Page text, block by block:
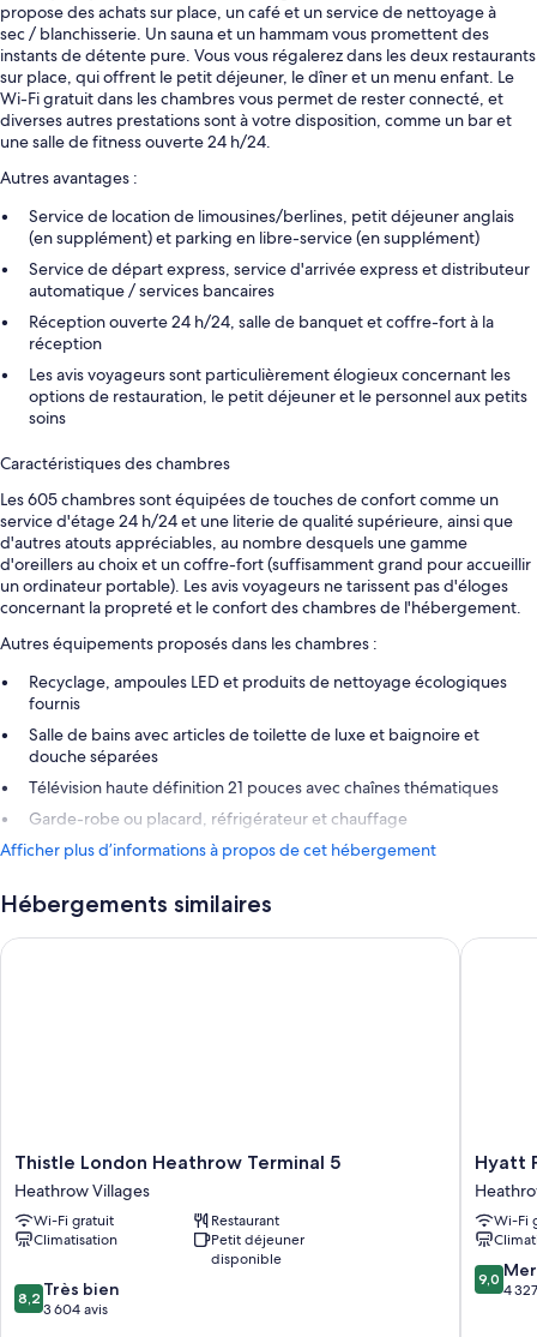
propose des achats sur place, un café et un service de nettoyage à
sec / blanchisserie. Un sauna et un hammam vous promettent des
instants de détente pure. Vous vous régalerez dans les deux restaurants
sur place, qui offrent le petit déjeuner, le dîner et un menu enfant. Le
Wi-Fi gratuit dans les chambres vous permet de rester connecté, et
diverses autres prestations sont à votre disposition, comme un bar et
une salle de fitness ouverte 24 h/24.
Autres avantages :
Service de location de limousines/berlines, petit déjeuner anglais
(en supplément) et parking en libre-service (en supplément)
Service de départ express, service d'arrivée express et distributeur
automatique / services bancaires
Réception ouverte 24 h/24, salle de banquet et coffre-fort à la
réception
Les avis voyageurs sont particulièrement élogieux concernant les
options de restauration, le petit déjeuner et le personnel aux petits
soins
Caractéristiques des chambres
Les 605 chambres sont équipées de touches de confort comme un
service d'étage 24 h/24 et une literie de qualité supérieure, ainsi que
d'autres atouts appréciables, au nombre desquels une gamme
d'oreillers au choix et un coffre-fort (suffisamment grand pour accueillir
un ordinateur portable). Les avis voyageurs ne tarissent pas d'éloges
concernant la propreté et le confort des chambres de l'hébergement.
Autres équipements proposés dans les chambres :
Recyclage, ampoules LED et produits de nettoyage écologiques
fournis
Salle de bains avec articles de toilette de luxe et baignoire et
douche séparées
Télévision haute définition 21 pouces avec chaînes thématiques
Garde-robe ou placard, réfrigérateur et chauffage
Afficher plus d’informations à propos de cet hébergement
Hébergements similaires
Thistle
London
Heathrow
Terminal
5
Villages
Thistle London Heathrow Terminal 5
Heathrow Villages
Wi-Fi gratuit
Restaurant
Climatisation
Petit déjeuner
disponible
8.2
sur
8,2 Très bien
3 604 avis
Thistle London Heathrow Terminal 5
Hyatt
Place
London
Airport
Villages
Hyatt
Wi-Fi
9.0
sur
9,0
4
Hyatt